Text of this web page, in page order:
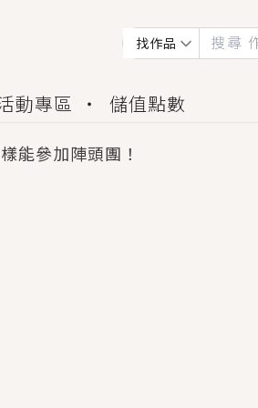
找作品
動專區 儲值點數
能參加陣頭團！
屬服務與獨享福利！
火葬場！前夫失憶移情別戀，
愛慕的兩位少女，今夏最推純
的吸引力，已中毒Σ>―(〃°ω°〃
買下的竟是屬於他的停屍櫃？！
永恆， 他的一生將不由自主追